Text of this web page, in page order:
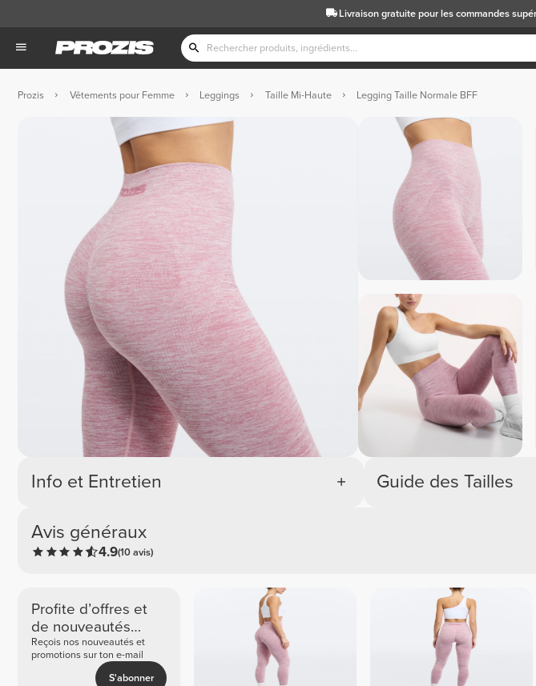
Livraison gratuitepour les commandes
Prozis Vêtements pour Femme Leggings Taille Mi-Haute Legging Taille Normale BFF
Info et Entretien
Avis généraux
4.9(10 avis)
Guide des Tailles
Profite d’offres et
de nouveautés
exclusives
Reçois nos nouveautés et
promotions sur ton e-mail
S'abonner